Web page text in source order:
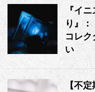
『イ
り』
コレ
い
【不